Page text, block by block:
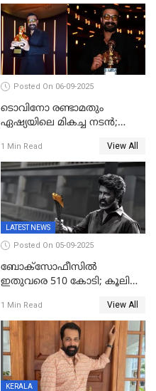
വഞ്ചിച്ചുപോയി’, ലൈവ്
വിഡിയോയിൽ
പൊട്ടിക്കരഞ്ഞ് നടി
Posted On 06-09-2025
ടൊവിനോ രണ്ടാമതും
ഏഷ്യയിലെ മികച്ച നടന്‍;
പുരസ്‌കാരം
1 Min Read View All
LATEST NEWS
Posted On 05-09-2025
ബോക്സോഫീസിൽ
ഇതുവരെ 510 കോടി; കൂലി
തീയതി പുറത്ത്
1 Min Read View All
KERALA